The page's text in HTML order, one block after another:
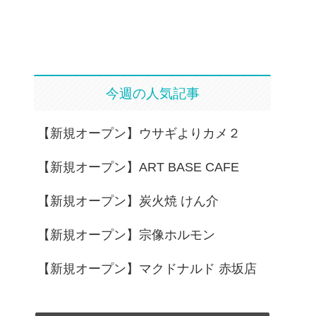
今週の人気記事
【新規オープン】ウサギよりカメ２
【新規オープン】ART BASE CAFE
【新規オープン】炭火焼 けん介
【新規オープン】宗像ホルモン
【新規オープン】マクドナルド 赤坂店